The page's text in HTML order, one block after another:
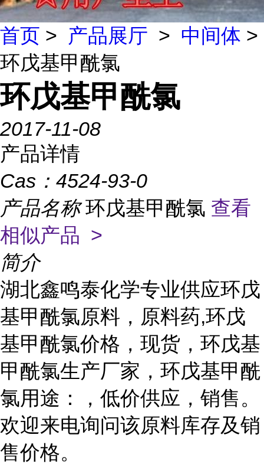
首页 > 产品展厅 > 中间体 >
环戊基甲酰氯
环戊基甲酰氯
2017-11-08
产品详情
Cas： 4524-93-0
产品名称环戊基甲酰氯 查看
相似产品 >
简介
湖北鑫鸣泰化学专业供应环戊
基甲酰氯原料，原料药,环戊
基甲酰氯价格，现货，环戊基
甲酰氯生产厂家，环戊基甲酰
氯用途：，低价供应，销售。
欢迎来电询问该原料库存及销
售价格。